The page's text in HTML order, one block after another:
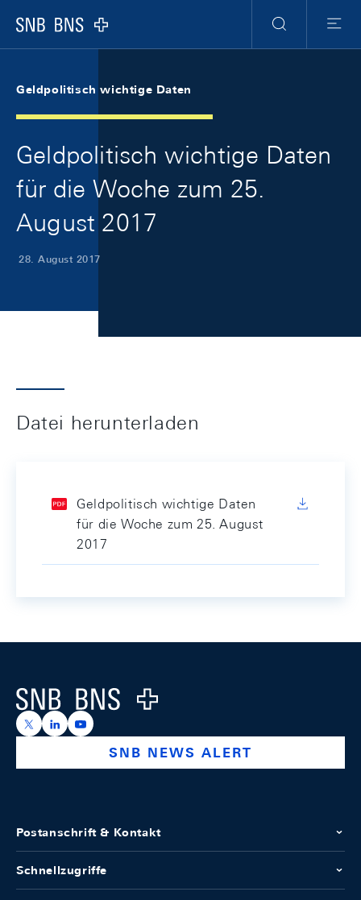
Logo
Suche
Menu
Geldpolitisch wichtige Daten
Geldpolitisch wichtige Daten
für die Woche zum 25.
August 2017
28. August 2017
Datei herunterladen
Geldpolitisch wichtige Daten
für die Woche zum 25. August
2017
Logo
https://x.com/snb_bns
https://ch.linkedin.com/company/swiss-national-
https://www.youtube.com/@swissnationalbank
SNB NEWS ALERT
Postanschrift & Kontakt
Schnellzugriffe